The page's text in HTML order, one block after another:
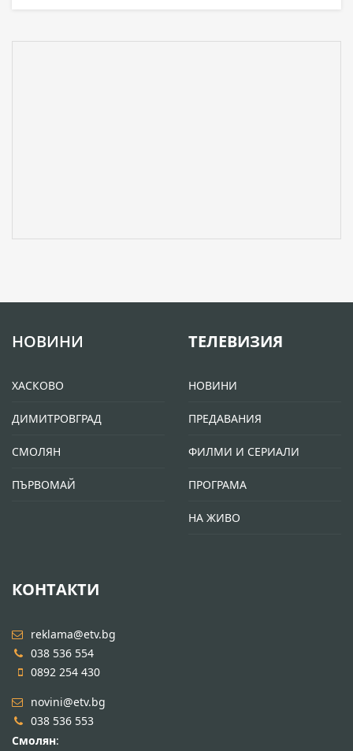
НОВИНИ
ХАСКОВО
ДИМИТРОВГРАД
СМОЛЯН
ПЪРВОМАЙ
ТЕЛЕВИЗИЯ
НОВИНИ
ПРЕДАВАНИЯ
ФИЛМИ И СЕРИАЛИ
ПРОГРАМА
НА ЖИВО
КОНТАКТИ
reklama@etv.bg
038 536 554
0892 254 430
novini@etv.bg
038 536 553
Смолян: